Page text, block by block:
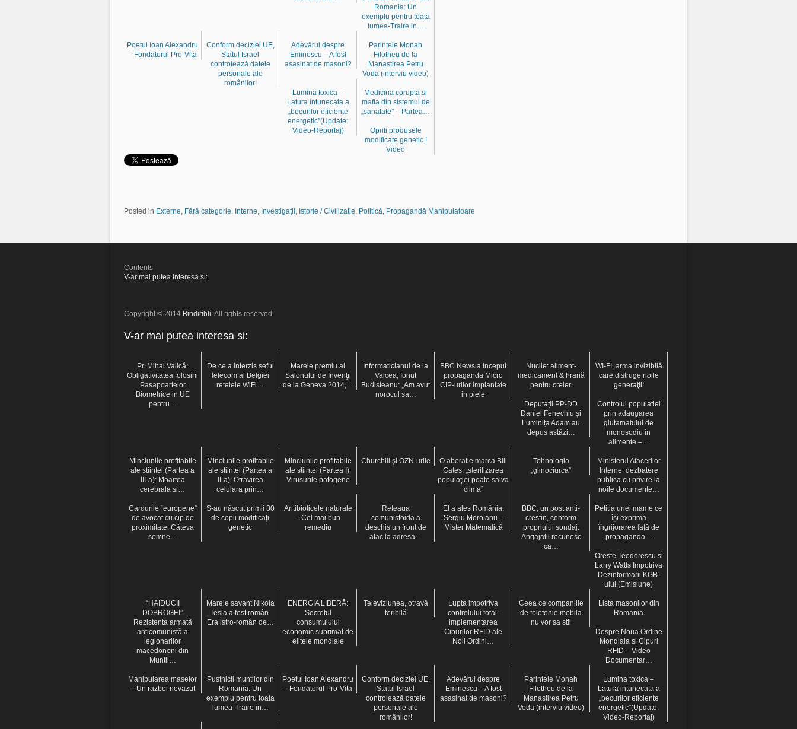
Romania: Un
exemplu pentru toata
lumea-Traire in…
Poetul Ioan Alexandru
– Fondatorul Pro-Vita
Conform deciziei UE,
Statul Israel
controlează datele
personale ale
românilor!
Adevărul despre
Eminescu – A fost
asasinat de masoni?
Parintele Monah
Filotheu de la
Manastirea Petru
Voda (interviu video)
Lumina toxica –
Latura intunecata a
„becurilor eficiente
energetic”(Update:
Video-Reportaj)
Medicina corupta si
mafia din sistemul de
„sanatate” – Partea…
Opriti produsele
modificate genetic !
Video
Posted in Externe Fără categorie Interne Investigaţii Istorie / Civilizaţie Politică Propagandă Manipulatoare
Contents
V-ar mai putea interesa si:
Copyright © 2014 Bindiribli . All rights reserved.
V-ar mai putea interesa si:
Pr. Mihai Valică:
Obligativitatea folosirii
Pasapoartelor
Biometrice in UE
pentru…
De ce a interzis seful
telecom al Belgiei
retelele WiFi…
Marele premiu al
Salonului de Invenţii
de la Geneva 2014,…
Informaticianul de la
Valcea, Ionut
Budisteanu: „Am avut
norocul sa…
BBC News a inceput
propaganda Micro
CIP-urilor implantate
in piele
Nucile: aliment-
medicament & hrană
pentru creier.
WI-FI, arma invizibilă
care distruge noile
generaţii!
Deputații PP-DD
Daniel Fenechiu și
Luminița Adam au
depus astăzi…
Controlul populatiei
prin adaugarea
glutamatului de
monosodiu in
alimente –…
Minciunile profitabile
ale stiintei (Partea a
III-a): Moartea
cerebrala si…
Minciunile profitabile
ale stiintei (Partea a
II-a): Otravirea
celulara prin…
Minciunile profitabile
ale stiintei (Partea I):
Virusurile patogene
Churchill şi OZN-urile
O aberatie marca Bill
Gates: „sterilizarea
populaţiei poate salva
clima”
Tehnologia
„glinociurca”
Ministerul Afacerilor
Interne: dezbatere
publica cu privire la
noile documente…
Cardurile “europene”
de avocat cu cip de
proximitate. Câteva
semne…
S-au născut primii 30
de copii modificaţi
genetic
Antibioticele naturale
– Cel mai bun
remediu
Reteaua
comunistoida a
deschis un front de
atac la adresa…
El a ales România.
Sergiu Moroianu –
Mister Matematică
BBC, un post anti-
crestin, conform
propriului sondaj.
Angajatii recunosc
ca…
Petitia unei mame ce
își exprimă
îngrijorarea față de
propaganda…
Oreste Teodorescu si
Larry Watts Impotriva
Dezinformarii KGB-
ului (Emisiune)
“HAIDUCII
DOBROGEI”
Rezistenta armatã
anticomunistã a
legionarilor
macedoneni din
Muntii…
Marele savant Nikola
Tesla a fost român.
Era istro-român de…
ENERGIA LIBERĂ:
Secretul
consumulului
economic suprimat de
elitele mondiale
Televiziunea, otravă
teribilă
Lupta impotriva
controlului total:
implementarea
Cipurilor RFID ale
Noii Ordini…
Ceea ce companiile
de telefonie mobila
nu vor sa stii
Lista masonilor din
Romania
Despre Noua Ordine
Mondiala si Cipuri
RFID – Video
Documentar…
Manipularea maselor
– Un razboi nevazut
Pustnicii muntilor din
Romania: Un
exemplu pentru toata
lumea-Traire in…
Poetul Ioan Alexandru
– Fondatorul Pro-Vita
Conform deciziei UE,
Statul Israel
controlează datele
personale ale
românilor!
Adevărul despre
Eminescu – A fost
asasinat de masoni?
Parintele Monah
Filotheu de la
Manastirea Petru
Voda (interviu video)
Lumina toxica –
Latura intunecata a
„becurilor eficiente
energetic”(Update:
Video-Reportaj)